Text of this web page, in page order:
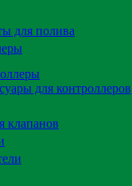
для полива
для контроллеров
клапанов